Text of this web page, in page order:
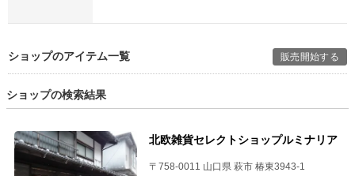
ショップのアイテム一覧 販売開始する
ショップの検索結果
北欧雑貨セレクトショップルミナリア
〒758-0011 山口県 萩市 椿東3943-1